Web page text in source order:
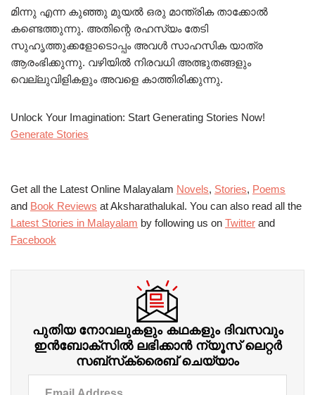
മിന്നു എന്ന കുഞ്ഞു മുയൽ ഒരു മാന്ത്രിക താക്കോൽ
കണ്ടെത്തുന്നു. അതിന്റെ രഹസ്യം തേടി
സുഹൃത്തുക്കളോടൊപ്പം അവൾ സാഹസിക യാത്ര
ആരംഭിക്കുന്നു. വഴിയിൽ നിരവധി അത്ഭുതങ്ങളും
വെല്ലുവിളികളും അവളെ കാത്തിരിക്കുന്നു.
Unlock Your Imagination: Start Generating Stories Now!
Generate Stories
Get all the Latest Online Malayalam Novels, Stories, Poems
and Book Reviews at Aksharathalukal. You can also read all the
Latest Stories in Malayalam by following us on Twitter and
Facebook
പുതിയ നോവലുകളും കഥകളും ദിവസവും
ഇന്‍ബോക്‌സില്‍ ലഭിക്കാന്‍ ന്യൂസ് ലെറ്റർ
സബ്‌സ്‌ക്രൈബ് ചെയ്യാം